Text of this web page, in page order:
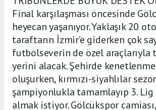
Final karşılaşması öncesinde
heyecan yaşanıyor. Yaklaşık 20
taraftarın İzmir’e giderken çok
futbolseverin de özel araçlarıyla
yerini alacak. Şehirde kenetlenme
oluşurken, kırmızı-siyahlılar
şampiyonlukla tamamlayıp 3.
almak istiyor. Gölcükspor